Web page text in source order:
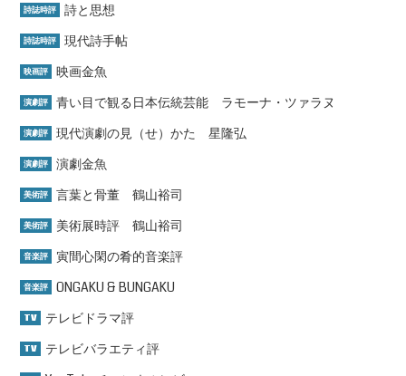
詩誌時評 詩と思想
詩誌時評 現代詩手帖
映画評 映画金魚
演劇評 青い目で観る日本伝統芸能 ラモーナ・ツァラヌ
演劇評 現代演劇の見（せ）かた 星隆弘
演劇評 演劇金魚
美術評 言葉と骨董 鶴山裕司
美術評 美術展時評 鶴山裕司
音楽評 寅間心閑の肴的音楽評
音楽評 ONGAKU & BUNGAKU
TV テレビドラマ評
TV テレビバラエティ評